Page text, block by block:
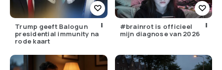
Trump geeft Balogun
presidential immunity na
rode kaart
#brainrot is officieel
mijn diagnose van 2026